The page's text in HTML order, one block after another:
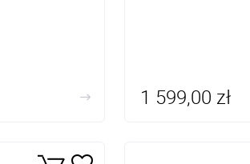
1 599,00 zł